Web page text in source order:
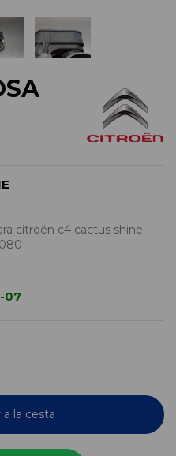
citroën c4 cactus shine
07
a la cesta